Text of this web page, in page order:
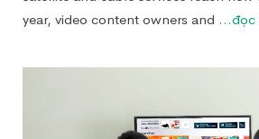
year, video content owners and ...đọc